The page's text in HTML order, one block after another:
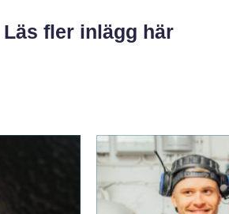
Läs fler inlägg här